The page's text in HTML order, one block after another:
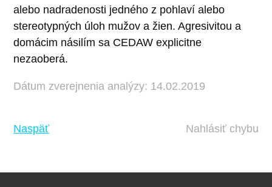
alebo nadradenosti jedného z pohlaví alebo
stereotypných úloh mužov a žien. Agresivitou a
domácim násilím sa CEDAW explicitne
nezaoberá.
Dátum zverejnenia analýzy: 14.02.2019
Naspäť Nahlásiť chybu